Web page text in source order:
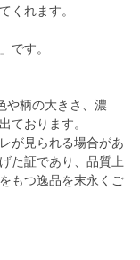
くれます。
です。
や柄の大きさ、濃
ております。
が見られる場合があ
た証であり、品質上
もつ逸品を末永くご